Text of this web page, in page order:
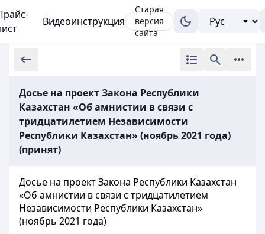
Видеоинструкция
Старая
версия
сайта
Досье на проект Закона Республики
Казахстан «Об амнистии в связи с
тридцатилетием Независимости
Республики Казахстан» (ноябрь 2021 года)
(принят)
Досье на проект Закона Республики Казахстан
«Об амнистии в связи с тридцатилетием
Независимости Республики Казахстан»
(ноябрь 2021 года)